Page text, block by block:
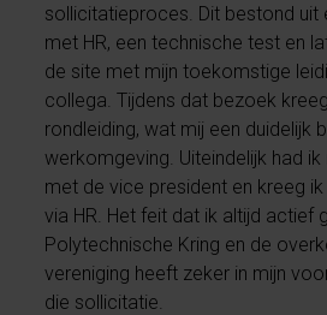
sollicitatieproces. Dit bestond uit
met HR, een technische test en
de site met mijn toekomstige
collega. Tijdens dat bezoek
rondleiding, wat mij een duidelijk
werkomgeving. Uiteindelijk had
met de vice president en kreeg
via HR. Het feit dat ik altijd actief
Polytechnische Kring en de
vereniging heeft zeker in mijn
die sollicitatie.